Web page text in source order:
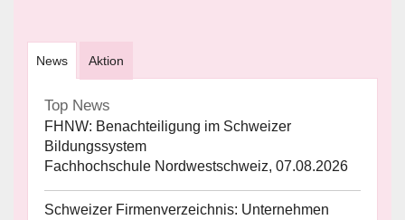
News Aktion
Top News
FHNW: Benachteiligung im Schweizer
Bildungssystem
Fachhochschule Nordwestschweiz, 07.08.2026
Schweizer Firmenverzeichnis: Unternehmen